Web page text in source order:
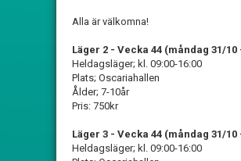
Alla är välkomna!
Läger 2 - Vecka 44 (måndag 31/10
Heldagsläger; kl. 09:00-16:00
Plats; Oscariahallen
Ålder; 7-10år
Pris: 750kr
Läger 3 - Vecka 44 (måndag 31/10
Heldagsläger; kl. 09:00-16:00